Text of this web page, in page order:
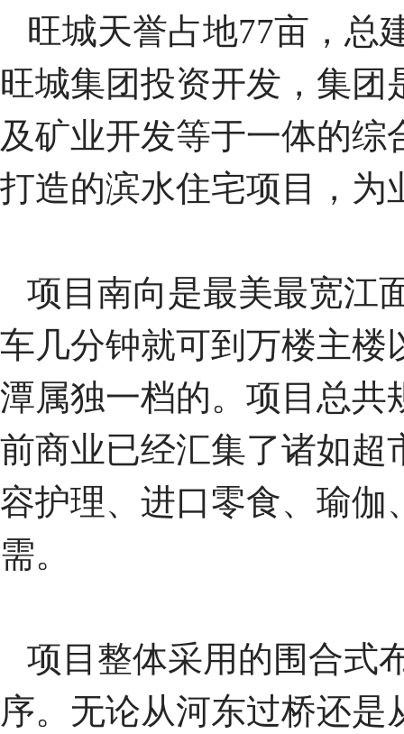
旺城天誉占地77亩，总
旺城集团投资开发，集
及矿业开发等于一体的
打造的滨水住宅项目，为
项目南向是最美最宽江
车几分钟就可到万楼主楼
潭属独一档的。项目总共
前商业已经汇集了诸如超
容护理、进口零食、瑜伽
需。
项目整体采用的围合式
序。无论从河东过桥还